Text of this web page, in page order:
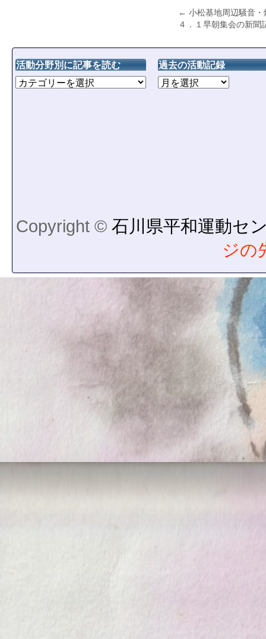
← 小松基地周辺騒音
４．１早朝集会の新聞
活動分野別に記事を読む 過去の活動記録
Copyright © 石川県平和運動セ
ジの